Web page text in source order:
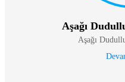
Aşağı
Aşağı